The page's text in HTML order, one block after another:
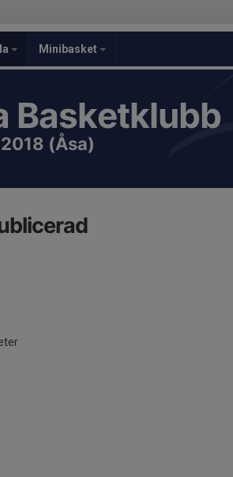
Minibasket
Basketklubb
(Åsa)